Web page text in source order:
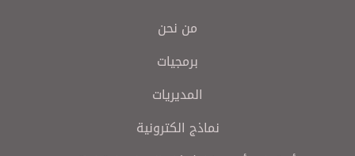
من نحن
برمجيات
المديريات
نماذج الكترونية